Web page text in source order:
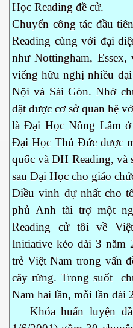
Học Reading đề cử.
Chuyến công tác đầu
Reading cùng với đại
như Nottingham,
viếng hữu nghị nhiều
Nội và Sài Gòn. Nhờ
đặt được cơ sở quan hệ
là Đại Học Nông Lâm
Đại Học Thủ Đức được
quốc và ĐH Reading, và
sau Đại Học cho giáo
Điều vinh dự nhất cho
phủ Anh tài trợ một
Reading cử tôi về
Initiative kéo dài 3 năm
trẻ Việt Nam trong vấn
cây rừng. Trong suốt
Nam hai lần, mỗi lần dài
Khóa huấn luyện
núp